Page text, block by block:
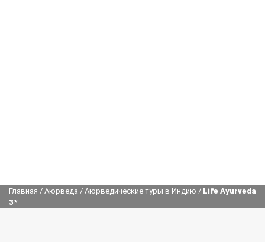
Главная / Аюрведа / Аюрведические туры в Индию / Life Ayurveda
3*